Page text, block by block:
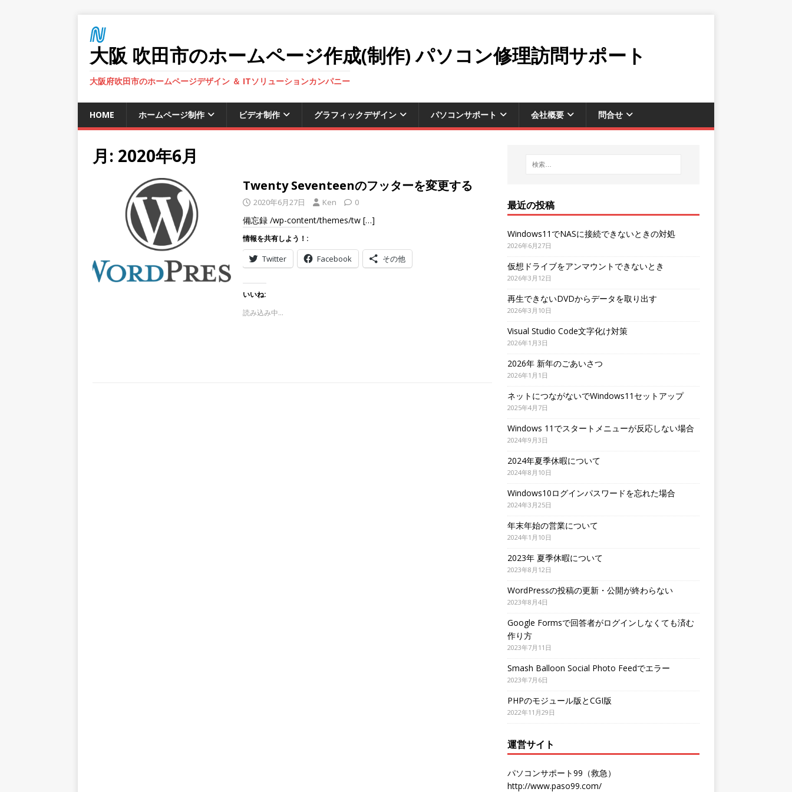
大阪 吹田市のホームページ作成(制作) パソコン修理訪問サポート
大阪府吹田市のホームページデザイン ＆ ITソリューションカンパニー
HOME ホームページ制作 ビデオ制作 グラフィックデザイン パソコンサポート 会社概要 問合せ
月: 2020年6月
Twenty Seventeenのフッターを変更する
2020年6月27日 Ken 0
備忘録 /wp-content/themes/tw […]
情報を共有しよう！:
Twitter Facebook その他
いいね:
読み込み中…
最近の投稿
Windows11でNASに接続できないときの対処
2026年6月27日
仮想ドライブをアンマウントできないとき
2026年3月12日
再生できないDVDからデータを取り出す
2026年3月10日
Visual Studio Code文字化け対策
2026年1月3日
2026年 新年のごあいさつ
2026年1月1日
ネットにつながないでWindows11セットアップ
2025年4月7日
Windows 11でスタートメニューが反応しない場合
2024年9月3日
2024年夏季休暇について
2024年8月10日
Windows10ログインパスワードを忘れた場合
2024年3月25日
年末年始の営業について
2024年1月10日
2023年 夏季休暇について
2023年8月12日
WordPressの投稿の更新・公開が終わらない
2023年8月4日
Google Formsで回答者がログインしなくても済む
作り方
2023年7月11日
Smash Balloon Social Photo Feedでエラー
2023年7月6日
PHPのモジュール版とCGI版
2022年11月29日
運営サイト
パソコンサポート99（救急）
http://www.paso99.com/